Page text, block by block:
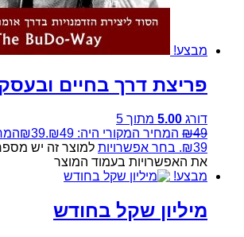
מבצע!
פריצת דרך בחיים
דורג 5.00 מתוך 5
₪49 המחיר המקורי היה: ₪49. ₪39
₪39. בחר אפשרויות למוצר זה יש
את האפשרויות בעמוד המוצר
מבצע!
מיליון שקל בחודש